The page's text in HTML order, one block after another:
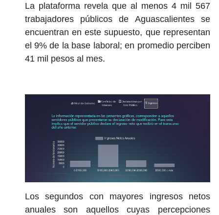
La plataforma revela que al menos 4 mil 567
trabajadores públicos de Aguascalientes se
encuentran en este supuesto, que representan
el 9% de la base laboral; en promedio perciben
41 mil pesos al mes.
Los segundos con mayores ingresos netos
anuales son aquellos cuyas percepciones